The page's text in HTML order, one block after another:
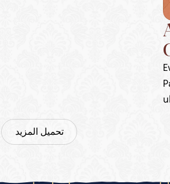
تحميل المزيد